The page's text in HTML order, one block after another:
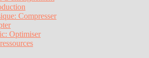
Compresser
Optimiser